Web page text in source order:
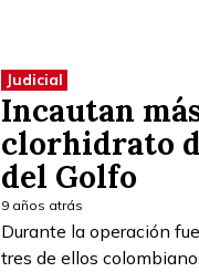
Judicial
Incautan
clorhidrato
del Golfo
9 años atrás
Durante la operación
tres de ellos